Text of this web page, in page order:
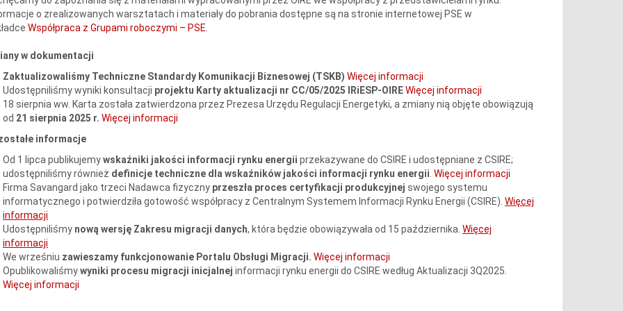
o zrealizowanych warsztatach i materiały do pobrania dostępne są na stronie internetowej PSE w
Współpraca z Grupami roboczymi – PSE
w dokumentacji
Zaktualizowaliśmy Techniczne Standardy Komunikacji Biznesowej (TSKB) Więcej informacji
Udostępniliśmy wyniki konsultacji projektu Karty aktualizacji nr CC/05/2025 IRiESP-OIREWięcej informacji
18 sierpnia ww. Karta została zatwierdzona przez Prezesa Urzędu Regulacji Energetyki, a zmiany nią objęte obowiązują
od 21 sierpnia 2025 r. Więcej informacji
informacje
Od 1 lipca publikujemywskaźniki jakości informacji rynku energii przekazywane do CSIRE i udostępniane z CSIRE;
udostępniliśmy również definicje techniczne dla wskaźników jakości informacji rynku energii Więcej informacji
Firma Savangard jako trzeci Nadawca fizyczny przeszła proces certyfikacji produkcyjnej swojego systemu
informatycznego i potwierdziła gotowość współpracy z Centralnym Systemem Informacji Rynku Energii (CSIRE). Więcej
informacji
Udostępniliśmy nową wersję Zakresu migracji danych, która będzie obowiązywała od 15 października. Więcej
informacji
We wrześniu zawieszamy funkcjonowanie Portalu Obsługi Migracji. Więcej informacji
Opublikowaliśmywyniki procesu migracji inicjalnej informacji rynku energii do CSIRE według Aktualizacji 3Q2025.
Więcej informacji